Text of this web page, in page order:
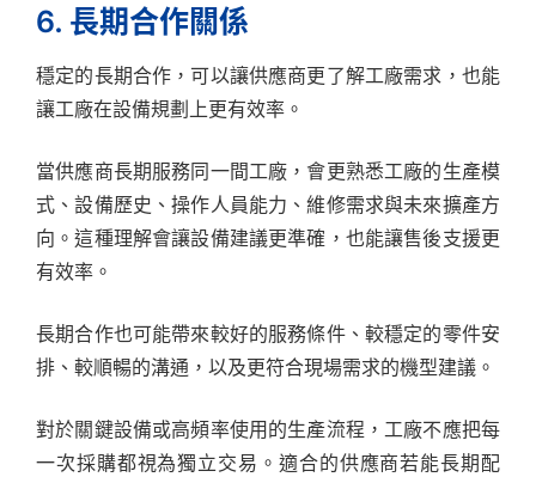
6. 長期合作關係
穩定的長期合作，可以讓供應商更了解工廠需求，也能
讓工廠在設備規劃上更有效率。
當供應商長期服務同一間工廠，會更熟悉工廠的生產模
式、設備歷史、操作人員能力、維修需求與未來擴產方
向。這種理解會讓設備建議更準確，也能讓售後支援更
有效率。
長期合作也可能帶來較好的服務條件、較穩定的零件安
排、較順暢的溝通，以及更符合現場需求的機型建議。
對於關鍵設備或高頻率使用的生產流程，工廠不應把每
一次採購都視為獨立交易。適合的供應商若能長期配